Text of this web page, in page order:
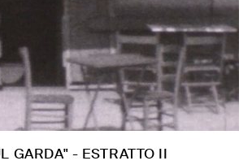
GARDA" - ESTRATTO II